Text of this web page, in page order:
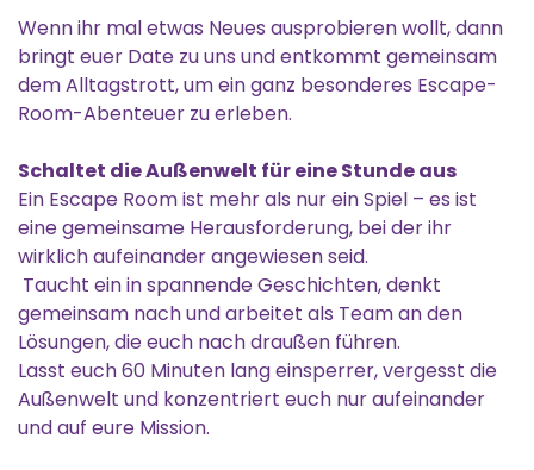
Wenn ihr mal etwas Neues ausprobieren wollt, dann
bringt euer Date zu uns und entkommt gemeinsam
dem Alltagstrott, um ein ganz besonderes Escape-
Room-Abenteuer zu erleben.
Schaltet die Außenwelt für eine Stunde aus
Ein Escape Room ist mehr als nur ein Spiel – es ist
eine gemeinsame Herausforderung, bei der ihr
wirklich aufeinander angewiesen seid.
Taucht ein in spannende Geschichten, denkt
gemeinsam nach und arbeitet als Team an den
Lösungen, die euch nach draußen führen.
Lasst euch 60 Minuten lang einsperrer, vergesst die
Außenwelt und konzentriert euch nur aufeinander
und auf eure Mission.